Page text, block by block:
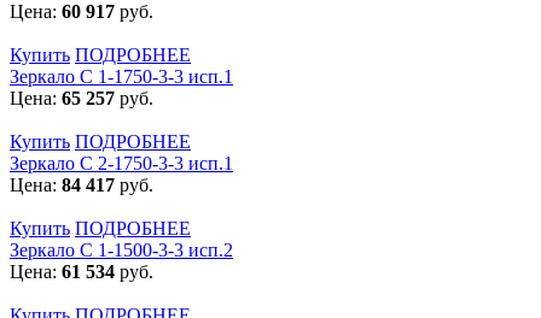
Цена: 60 917 руб.
Купить ПОДРОБНЕЕ
Зеркало С 1-1750-3-3 исп.1
Цена: 65 257 руб.
Купить ПОДРОБНЕЕ
Зеркало С 2-1750-3-3 исп.1
Цена: 84 417 руб.
Купить ПОДРОБНЕЕ
Зеркало С 1-1500-3-3 исп.2
Цена: 61 534 руб.